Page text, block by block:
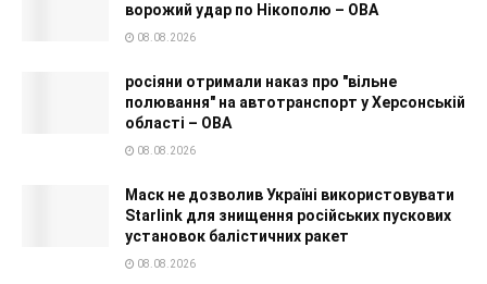
ворожий удар по Нікополю – ОВА
08.08.2026
росіяни отримали наказ про "вільне
полювання" на автотранспорт у Херсонській
області – ОВА
08.08.2026
Маск не дозволив Україні використовувати
Starlink для знищення російських пускових
установок балістичних ракет
08.08.2026